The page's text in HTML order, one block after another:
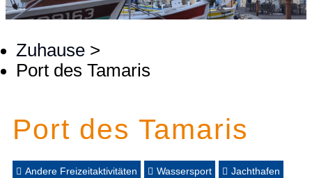
Zuhause >
Port des Tamaris
Port des Tamaris
Andere Freizeitaktivitäten Wassersport Jachthafen